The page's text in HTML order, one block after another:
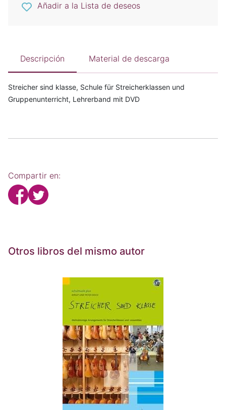
Añadir a la Lista de deseos
Descripción Material de descarga
Streicher sind klasse, Schule für Streicherklassen und
Gruppenunterricht, Lehrerband mit DVD
Compartir en:
Otros libros del mismo autor